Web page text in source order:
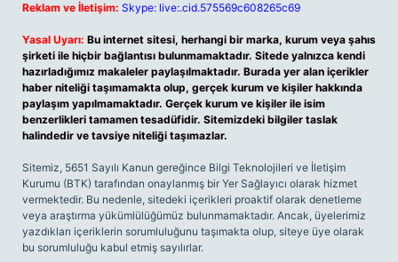
Reklam ve İletişim: Skype: live:.cid.575569c608265c69
Yasal Uyarı: Bu internet sitesi, herhangi bir marka, kurum veya şahıs
şirketi ile hiçbir bağlantısı bulunmamaktadır. Sitede yalnızca kendi
hazırladığımız makaleler paylaşılmaktadır. Burada yer alan içerikler
haber niteliği taşımamakta olup, gerçek kurum ve kişiler hakkında
paylaşım yapılmamaktadır. Gerçek kurum ve kişiler ile isim
benzerlikleri tamamen tesadüfidir. Sitemizdeki bilgiler taslak
halindedir ve tavsiye niteliği taşımazlar.
Sitemiz, 5651 Sayılı Kanun gereğince Bilgi Teknolojileri ve İletişim
Kurumu (BTK) tarafından onaylanmış bir Yer Sağlayıcı olarak hizmet
vermektedir. Bu nedenle, sitedeki içerikleri proaktif olarak denetleme
veya araştırma yükümlülüğümüz bulunmamaktadır. Ancak, üyelerimiz
yazdıkları içeriklerin sorumluluğunu taşımakta olup, siteye üye olarak
bu sorumluluğu kabul etmiş sayılırlar.